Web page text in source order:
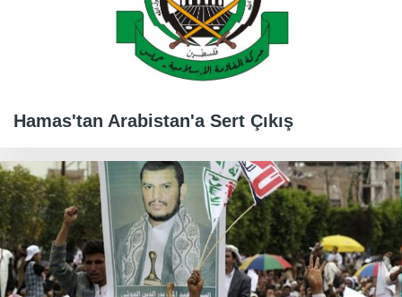
Hamas'tan Arabistan'a Sert Çıkış